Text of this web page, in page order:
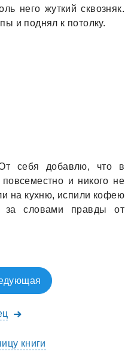
него жуткий сквозняк.
и поднял к потолку.
себя добавлю, что в
и никого не
на кухню, испили кофею
за словами правды от
книги